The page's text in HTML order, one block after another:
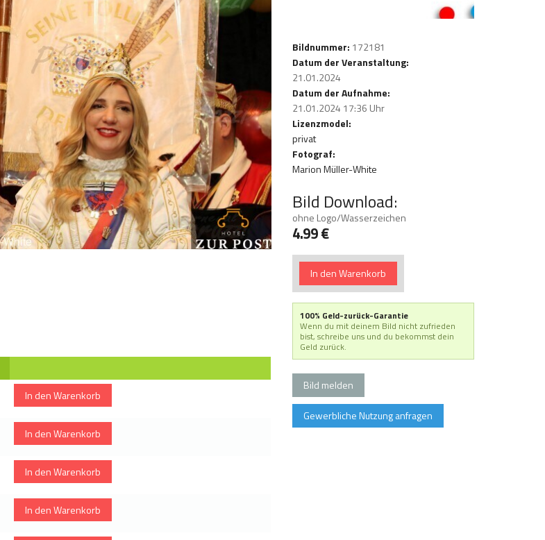
In den Warenkorb
In den Warenkorb
In den Warenkorb
In den Warenkorb
Bildnummer: 172181
Datum der Veranstaltung:
21.01.2024
Datum der Aufnahme:
21.01.2024 17:36 Uhr
Lizenzmodel:
privat
Fotograf:
Marion Müller-White
Bild Download:
ohne Logo/Wasserzeichen
4.99 €
In den Warenkorb
100% Geld-zurück-Garantie
Wenn du mit deinem Bild nicht zufrieden
bist, schreibe uns und du bekommst dein
Geld zurück.
Bild melden
Gewerbliche Nutzung anfragen